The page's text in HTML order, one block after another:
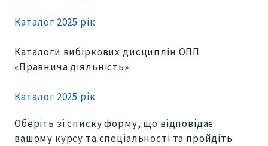
Каталог 2025 рік
Каталоги вибіркових дисциплін ОПП
«Правнича діяльність»:
Каталог 2025 рік
Оберіть зі списку форму, що відповідає
вашому курсу та спеціальності та пройдіть